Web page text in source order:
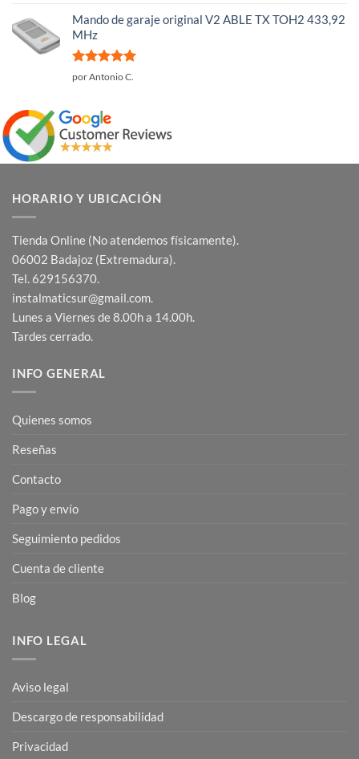
Mando de garaje original V2 ABLE TX TOH2 433,92
MHz
Valorado
por Antonio C.
HORARIO Y UBICACIÓN
Tienda Online (No atendemos físicamente).
06002 Badajoz (Extremadura).
Tel. 629156370.
instalmaticsur@gmail.com.
Lunes a Viernes de 8.00h a 14.00h.
Tardes cerrado.
INFO GENERAL
Quienes somos
Reseñas
Contacto
Pago y envío
Seguimiento pedidos
Cuenta de cliente
Blog
INFO LEGAL
Aviso legal
Descargo de responsabilidad
Privacidad